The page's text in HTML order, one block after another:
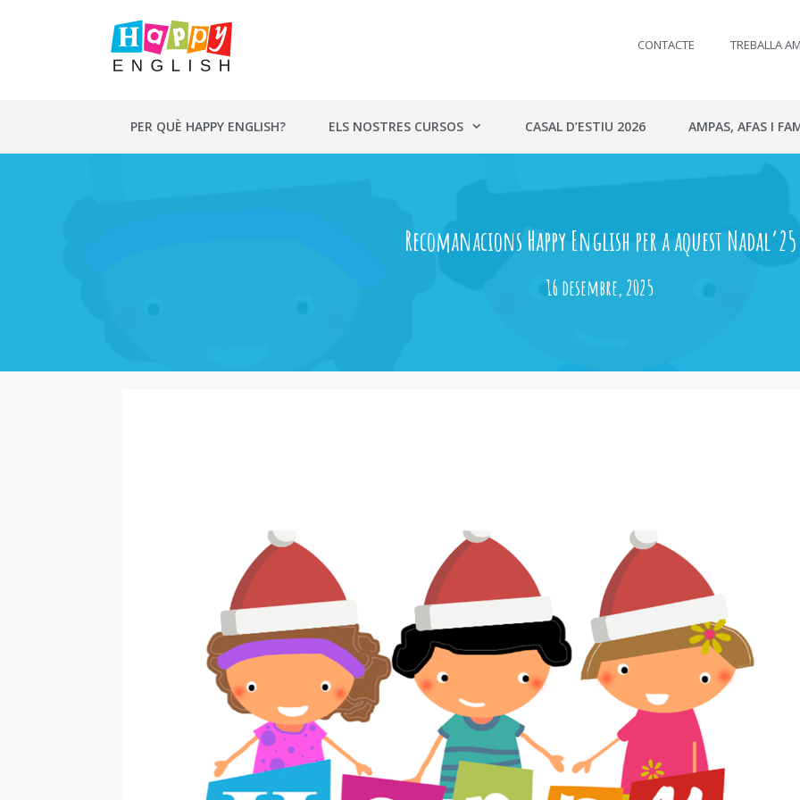
CONTACTE TREBALLA
PER QUÈ HAPPY ENGLISH? ELS NOSTRES CURSOS CASAL D’ESTIU 2026 AMPAS, AFAS I
Recomanacions Happy English per a aquest Nadal’25
16 desembre, 2025